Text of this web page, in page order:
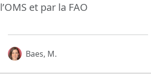
l’OMS et par la FAO
Baes, M.